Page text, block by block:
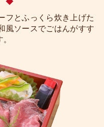
フとふっくら炊き上げた
風ソースでごはんがすす